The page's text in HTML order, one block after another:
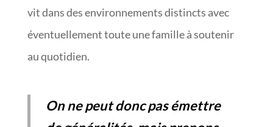
vit dans des environnements distincts avec
éventuellement toute une famille à soutenir
au quotidien.
On ne peut donc pas émettre